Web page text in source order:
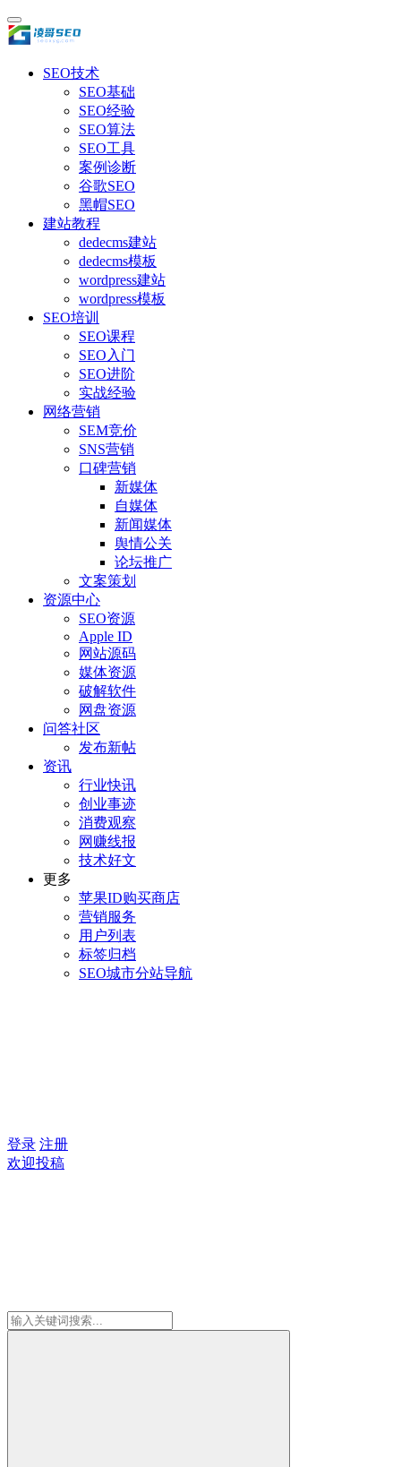
SEO技术
SEO基础
SEO经验
SEO算法
SEO工具
案例诊断
谷歌SEO
黑帽SEO
建站教程
dedecms建站
dedecms模板
wordpress建站
wordpress模板
SEO培训
SEO课程
SEO入门
SEO进阶
实战经验
网络营销
SEM竞价
SNS营销
口碑营销
新媒体
自媒体
新闻媒体
舆情公关
论坛推广
文案策划
资源中心
SEO资源
Apple ID
网站源码
媒体资源
破解软件
网盘资源
问答社区
发布新帖
资讯
行业快讯
创业事迹
消费观察
网赚线报
技术好文
更多
苹果ID购买商店
营销服务
用户列表
标签归档
SEO城市分站导航
登录 注册
欢迎投稿